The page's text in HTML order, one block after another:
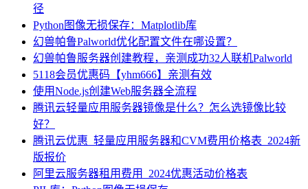
径
Python图像无损保存：Matplotlib库
幻兽帕鲁Palworld优化配置文件在哪设置？
幻兽帕鲁服务器创建教程，亲测成功32人联机Palworld
5118会员优惠码【yhm666】亲测有效
使用Node.js创建Web服务器全流程
腾讯云轻量应用服务器镜像是什么？怎么选镜像比较
好？
腾讯云优惠_轻量应用服务器和CVM费用价格表_2024新
版报价
阿里云服务器租用费用_2024优惠活动价格表